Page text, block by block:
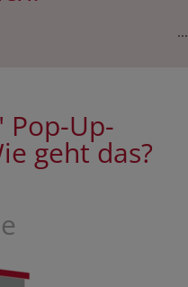
...
Pop-Up-
geht das?